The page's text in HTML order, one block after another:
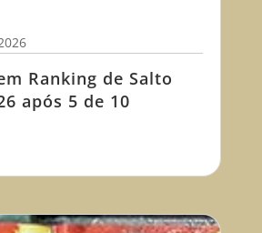
Ranking de Salto
após 5 de 10